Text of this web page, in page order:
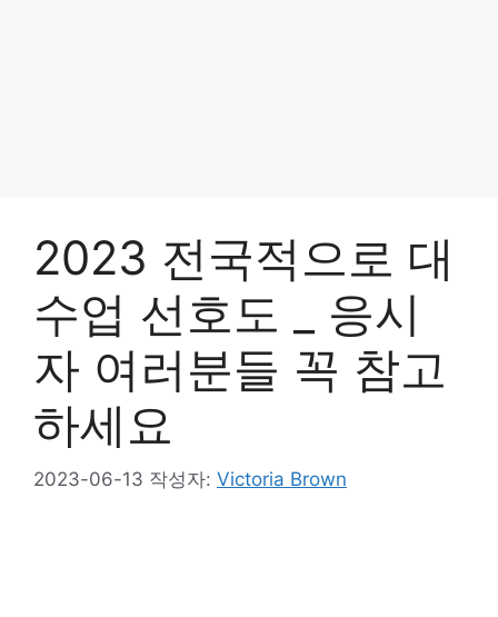
2023 전국적으로 대
수업 선호도 _ 응시
자 여러분들 꼭 참고
하세요
2023-06-13 작성자: Victoria Brown